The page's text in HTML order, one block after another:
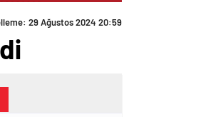
29 Ağustos 2024 20:59